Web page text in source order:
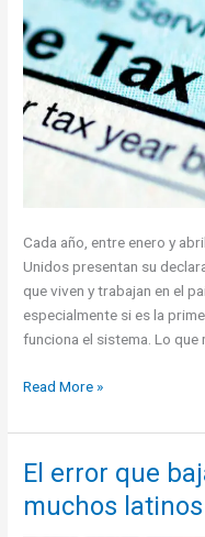
Miami
este
mes
Cada año, entre enero y
Unidos presentan su
que viven y trabajan en el
especialmente si es la
funciona el sistema. Lo que
El
de
que
miles
Read More »
El error que
muchos